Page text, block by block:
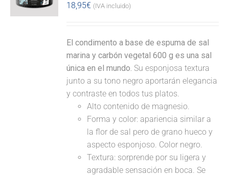
18,95€ (IVA incluido)
El condimento a base de espuma de sal
marina y carbón vegetal 600 g es una sal
única en el mundo. Su esponjosa textura
junto a su tono negro aportarán elegancia
y contraste en todos tus platos.
Alto contenido de magnesio.
Forma y color: apariencia similar a
la flor de sal pero de grano hueco y
aspecto esponjoso. Color negro.
Textura: sorprende por su ligera y
agradable sensación en boca. Se